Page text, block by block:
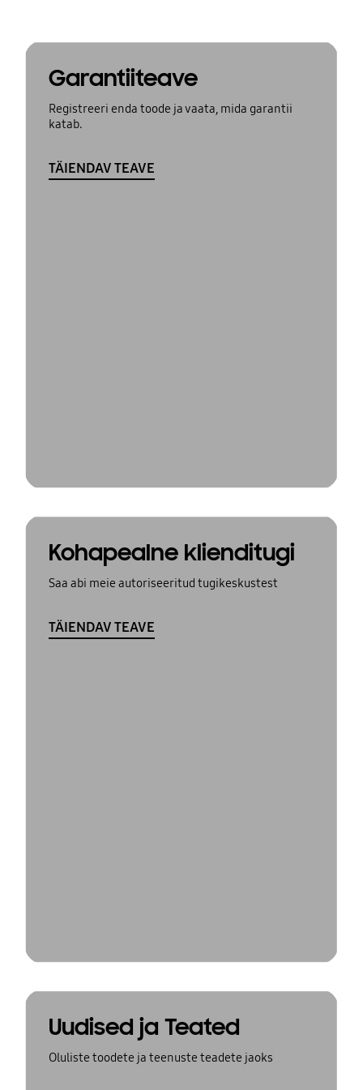
Garantiiteave
Registreeri enda toode ja vaata, mida garantii
katab.
TÄIENDAV TEAVE
Kohapealne klienditugi
Saa abi meie autoriseeritud tugikeskustest
TÄIENDAV TEAVE
Uudised ja Teated
Oluliste toodete ja teenuste teadete jaoks